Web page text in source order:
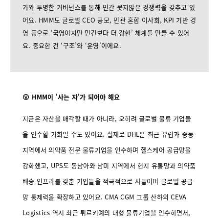
가와 투명한 거버넌스를 통해 민간 못지않은 경쟁력을 갖추고 있
어요. HMM도 글로벌 CEO 공모, 민관 혼합 이사회, KPI 기반 경
영 등으로 ‘국영이지만 민간보다 더 강한’ 체계를 만들 수 있어
요. 중요한 건 ‘구조’와 ‘운영’이에요.
😮 HMM이 '사는 자'가 되어야 해요
지금은 자산을 매각할 때가 아니라, 오히려 글로벌 물류 기업들
을 인수할 기회일 수도 있어요. 실제로 DHL은 최근 유럽과 중동
지역에서 의약품 전문 물류기업을 인수하며 헬스케어 공급망을
강화했고, UPS도 동남아와 남미 지역에서 현지 유통망과 의약품
배송 인프라를 갖춘 기업들을 적극적으로 사들이며 글로벌 공급
망 통제력을 확장하고 있어요. CMA CGM 그룹 산하의 CEVA
Logistics 역시 최근 튀르키예의 대형 물류기업을 인수하면서,